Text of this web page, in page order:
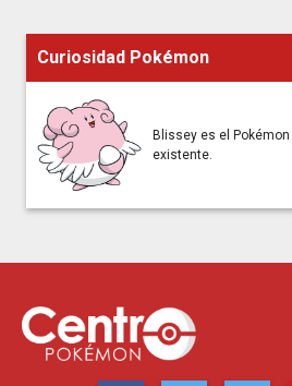
Curiosidad Pokémon
Blissey es el
existente.